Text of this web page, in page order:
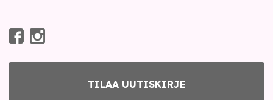
TILAA UUTISKIRJE